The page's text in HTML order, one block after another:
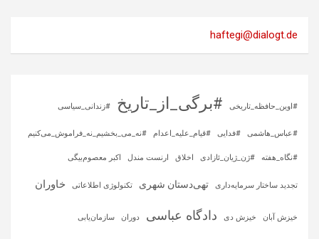
haftegi@dialogt.de
#اوین_حافظه_تاریخی #برگی_از_تاریخ #زندانی_سیاسی
#عباس_هاشمی #فدایی #قیام_علیه_اعدام #نه_می_بخشیم_نه_فراموش_می‌کنیم
#نگاه_هفته #ژن_ژیان_ئازادی اخلاق ارنست مندل اکبر معصوم‌بیگی
تجدید ساختار سرمایه‌داری تهی‌دستان شهری تکنولوژی اطلاعاتی خاوران
خیزش آبان خیزش دی دادگاه عباسی دوران سازمان‌یابی